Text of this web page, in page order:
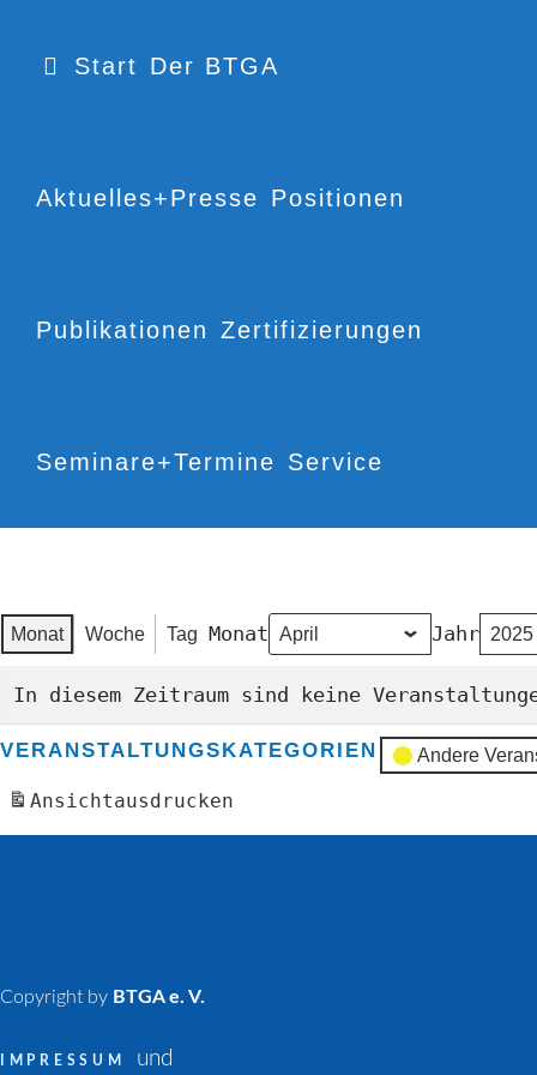
Start Der BTGA
Aktuelles+Presse Positionen
Publikationen Zertifizierungen
Seminare+Termine Service
Monat Woche Tag Monat Jahr
In diesem Zeitraum sind keine
VERANSTALTUNGSKATEGORIEN Andere
Ansichtausdrucken
Copyright by BTGA e. V.
IMPRESSUM und